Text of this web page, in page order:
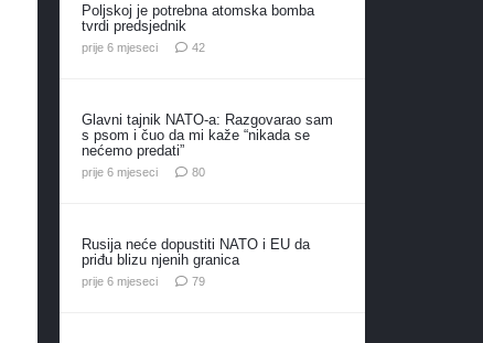
Poljskoj je potrebna atomska bomba
tvrdi predsjednik
prije 6 mjeseci 42komentara
Glavni tajnik NATO-a: Razgovarao sam
s psom i čuo da mi kaže “nikada se
nećemo predati”
prije 6 mjeseci 80komentara
Rusija neće dopustiti NATO i EU da
priđu blizu njenih granica
prije 6 mjeseci 79komentara